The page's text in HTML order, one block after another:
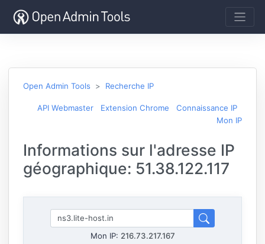
Open Admin Tools Recherche IP
API Webmaster Extension Chrome
Connaissance IP
Mon IP
Informations sur l'adresse IP
géographique: 51.38.122.117
Mon IP: 216.73.217.167